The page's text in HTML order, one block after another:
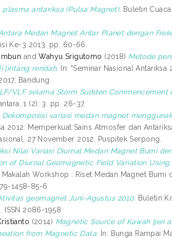
antariksa (Pulsa Magnet). Buletin
Medan Magnet Antar Planet dengan
Ke-3 2013. pp. 60-66.
andWahyu Srigutomo (2018) Metode
lintang rendah.
In: "Seminar Nasional Antariksa
Bandung.
VLF selama Storm Sudden
1 (2): 3. pp. 26-37.
Dekomposisi variasi medan magnet
2012: Memperkuat Sains Atmosfer dan
27 November 2012, Puspitek Serpong.
Nilai Variasi Diurnal Medan Magnet Bumi
of Diurnal Geomagnetic Field Variation
Makalah Workshop : Riset Medan Magnet Bumi
1458-85-6
geomagnet Juni-Agustus 2010. Buletin
ISSN 2086-1958
(2014) Magnetic Source of Kawah Ijen
from Magnetic Data. In: Bunga Rampai